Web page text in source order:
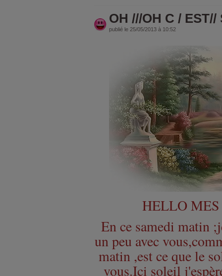
OH ///OH C / EST//
publié le 25/05/2013 à 10:52
HELLO
En ce samedi matin
un peu avec
matin ,est ce que le
vous.Ici soleil